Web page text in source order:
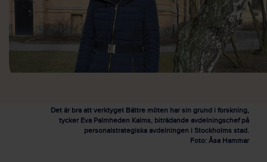
Det är bra att verktyget Bättre möten har sin grund i forskning,
tycker Eva Palmheden Kalms, biträdande avdelningschef på
personalstrategiska avdelningen i Stockholms stad.
Foto: Åsa Hammar